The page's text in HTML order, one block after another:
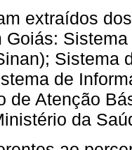
extraídos
Goiás:
Sistema
de
de Atenção
da